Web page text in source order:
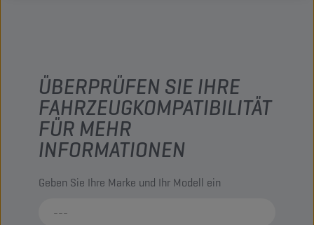
ÜBERPRÜFEN SIE IHRE
FAHRZEUGKOMPATIBILITÄT
FÜR MEHR
INFORMATIONEN
Geben Sie Ihre Marke und Ihr Modell ein